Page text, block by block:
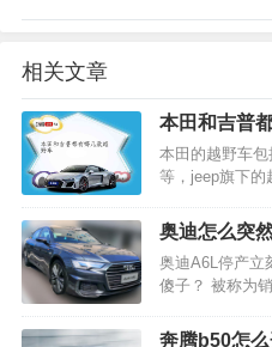
相关文章
本田和吉普
本田的越野车
等，jeep旗下的
jeep也是著名的
的汽车公司，
奥迪怎么突
这么多)
奥迪A6L停产立
傻子？ 被称为
内的影响力以
奔腾b50怎